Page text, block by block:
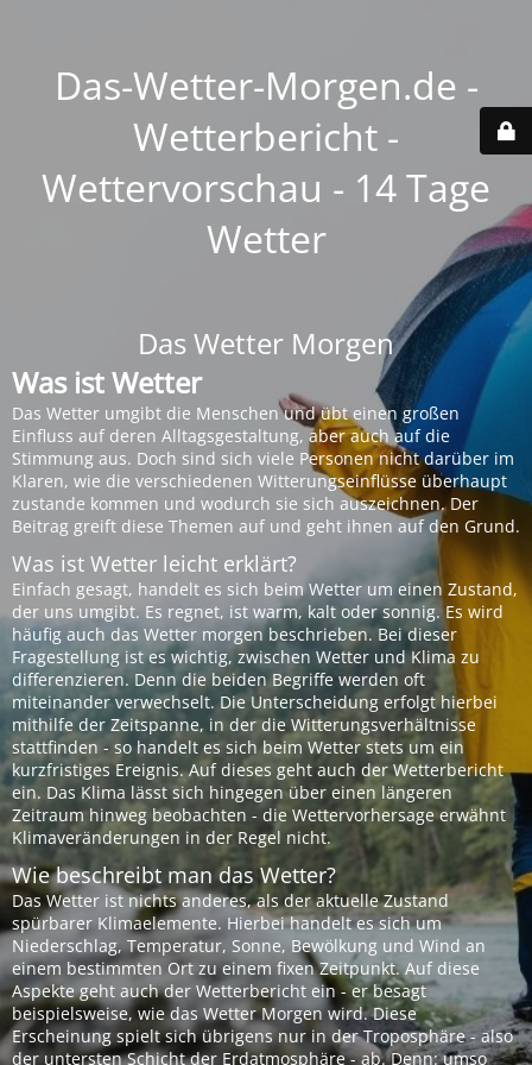
Das-Wetter-Morgen.de -
Wetterbericht -
Wettervorschau - 14 Tage
Wetter
Das Wetter Morgen
Was ist Wetter
Das Wetter umgibt die Menschen und übt einen großen
Einfluss auf deren Alltagsgestaltung, aber auch auf die
Stimmung aus. Doch sind sich viele Personen nicht darüber im
Klaren, wie die verschiedenen Witterungseinflüsse überhaupt
zustande kommen und wodurch sie sich auszeichnen. Der
Beitrag greift diese Themen auf und geht ihnen auf den Grund.
Was ist Wetter leicht erklärt?
Einfach gesagt, handelt es sich beim Wetter um einen Zustand,
der uns umgibt. Es regnet, ist warm, kalt oder sonnig. Es wird
häufig auch das Wetter morgen beschrieben. Bei dieser
Fragestellung ist es wichtig, zwischen Wetter und Klima zu
differenzieren. Denn die beiden Begriffe werden oft
miteinander verwechselt. Die Unterscheidung erfolgt hierbei
mithilfe der Zeitspanne, in der die Witterungsverhältnisse
stattfinden - so handelt es sich beim Wetter stets um ein
kurzfristiges Ereignis. Auf dieses geht auch der Wetterbericht
ein. Das Klima lässt sich hingegen über einen längeren
Zeitraum hinweg beobachten - die Wettervorhersage erwähnt
Klimaveränderungen in der Regel nicht.
Wie beschreibt man das Wetter?
Das Wetter ist nichts anderes, als der aktuelle Zustand
spürbarer Klimaelemente. Hierbei handelt es sich um
Niederschlag, Temperatur, Sonne, Bewölkung und Wind an
einem bestimmten Ort zu einem fixen Zeitpunkt. Auf diese
Aspekte geht auch der Wetterbericht ein - er besagt
beispielsweise, wie das Wetter Morgen wird. Diese
Erscheinung spielt sich übrigens nur in der Troposphäre - also
der untersten Schicht der Erdatmosphäre - ab. Denn: umso